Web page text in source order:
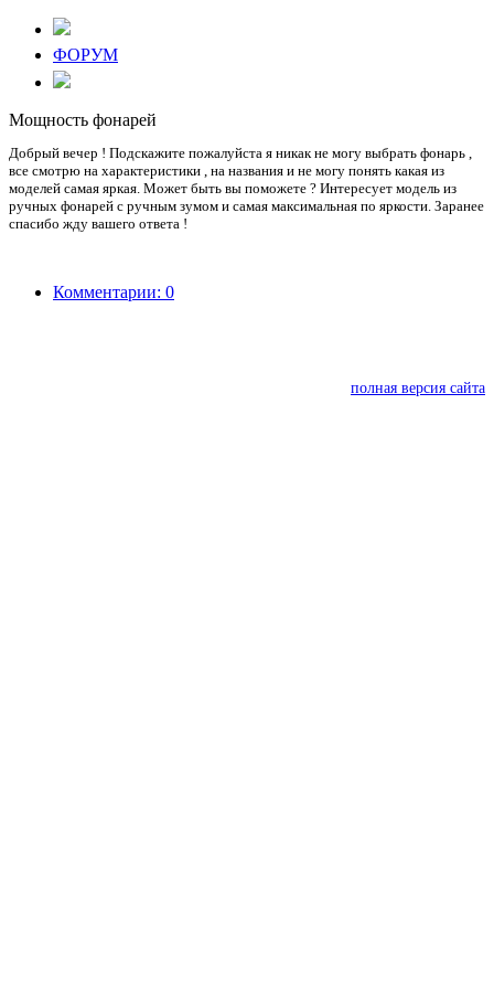
ФОРУМ
Мощность фонарей
Добрый вечер ! Подскажите пожалуйста я никак не могу выбрать фонарь ,
все смотрю на характеристики , на названия и не могу понять какая из
моделей самая яркая. Может быть вы поможете ? Интересует модель из
ручных фонарей с ручным зумом и самая максимальная по яркости. Заранее
спасибо жду вашего ответа !
Комментарии: 0
полная версия сайта